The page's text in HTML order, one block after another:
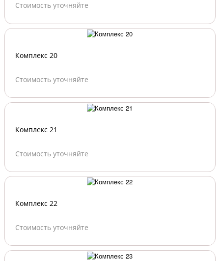
Стоимость уточняйте
Комплекс 20
Стоимость уточняйте
Комплекс 21
Стоимость уточняйте
Комплекс 22
Стоимость уточняйте